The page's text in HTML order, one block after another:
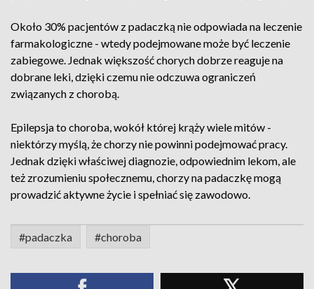
Około 30% pacjentów z padaczką nie odpowiada na leczenie
farmakologiczne - wtedy podejmowane może być leczenie
zabiegowe. Jednak większość chorych dobrze reaguje na
dobrane leki, dzięki czemu nie odczuwa ograniczeń
związanych z chorobą.
Epilepsja to choroba, wokół której krąży wiele mitów -
niektórzy myślą, że chorzy nie powinni podejmować pracy.
Jednak dzięki właściwej diagnozie, odpowiednim lekom, ale
też zrozumieniu społecznemu, chorzy na padaczkę mogą
prowadzić aktywne życie i spełniać się zawodowo.
#padaczka #choroba